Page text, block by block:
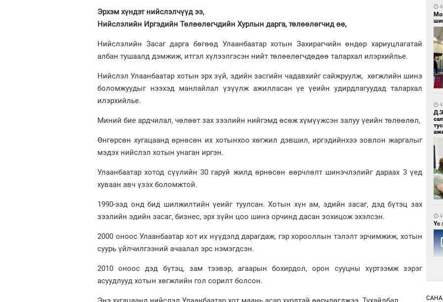
Эрхэм хүндэт нийслэлчүүд ээ,
Нийслэлийн Иргэдийн Төлөөлөгчдийн Хурлын дарга, төлөөлөгчид өө,
Нийслэлийн Засаг дарга бөгөөд Улаанбаатар хотын Захирагчийн өндөр хариуцлагатай
албан тушаалд дэмжиж, итгэл хүлээлгэсэн нийт төлөөлөгчдөдөө талархал илэрхийлье.
Нийслэл Улаанбаатар хотын эрх зүй, эдийн засгийн чадавхийг сайжруулж, хөгжлийн шинэ
боломжуудыг нээхэд манлайлал үзүүлж ажилласан үе үеийн удирдлагуудад талархал
илэрхийлье.
Миний бие ардчилал, чөлөөт зах зээлийн нийгэмд өсөж хүмүүжсэн залуу үеийн төлөөлөл,
Өнгөрсөн хугацаанд өрнөсөн их хотынхоо хөгжил дэвшил, иргэдийнхээ зовлон жаргалыг
мэдэх нийслэл хотын унаган иргэн.
Улаанбаатар хотод сүүлийн 30 гаруй жилд өрнөсөн өөрчлөлт шинэчлэлийг дараах 3 үед
хуваан авч үзэх боломжтой.
1990-ээд онд бид шилжилтийн үеийг туулсан. Хотын хүн ам, эдийн засаг, дэд бүтэц зах
зээлийн эдийн засаг, бизнес, эрх зүйн цоо шинэ орчинд дасан зохицож эхэлсэн.
2000 оноос Улаанбаатар хот их нүүдэлд дарагдаж, гэр хорооллын тэлэлт эрчимжиж, хотын
суурь үйлчилгээний ачаалал эрс нэмэгдсэн.
2010 оноос дэд бүтэц, зам тээвэр, агаарын бохирдол, орон сууцны хүртээмж зэрэг
асуудлууд хотын хөгжлийн гол сорилт болсон.
Үс